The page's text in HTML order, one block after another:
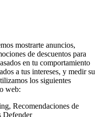
mostrarte anuncios,
de descuentos para
en tu comportamiento
a tus intereses, y medir su
los siguientes
web:
Recomendaciones de
Defender